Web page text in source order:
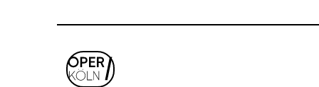
oper